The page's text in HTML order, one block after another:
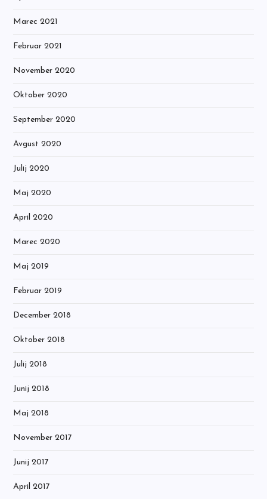
Marec 2021
Februar 2021
November 2020
Oktober 2020
September 2020
Avgust 2020
Julij 2020
Maj 2020
April 2020
Marec 2020
Maj 2019
Februar 2019
December 2018
Oktober 2018
Julij 2018
Junij 2018
Maj 2018
November 2017
Junij 2017
April 2017